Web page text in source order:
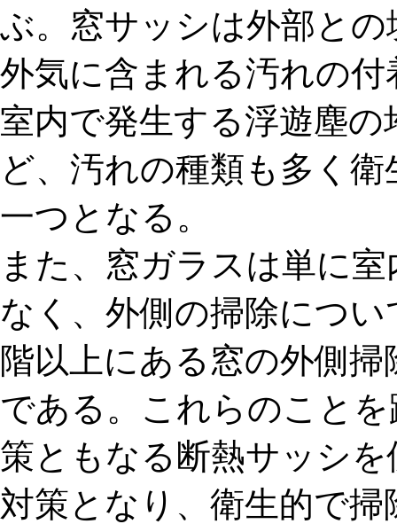
ぶ。窓サッシは外部と
外気に含まれる汚れの
室内で発生する浮遊塵
ど、汚れの種類も多く
一つとなる。
また、窓ガラスは単に
なく、外側の掃除につ
階以上にある窓の外側
である。これらのこと
策ともなる断熱サッシ
対策となり、衛生的で